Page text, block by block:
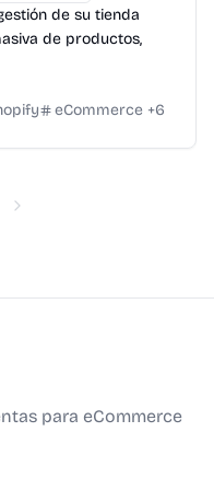
de su tienda
de productos,
eCommerce +6
Next
para eCommerce